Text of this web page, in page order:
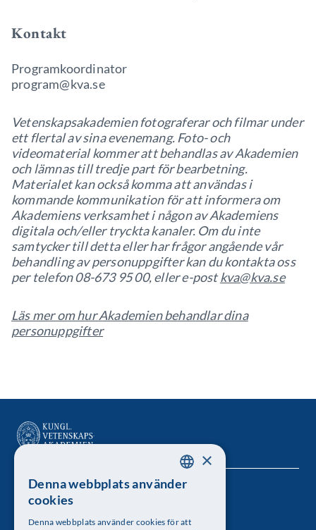
Kontakt
Programkoordinator
program@kva.se
Vetenskapsakademien fotograferar och filmar under
ett flertal av sina evenemang. Foto- och
videomaterial kommer att behandlas av Akademien
och lämnas till tredje part för bearbetning.
Materialet kan också komma att användas i
kommande kommunikation för att informera om
Akademiens verksamhet i någon av Akademiens
digitala och/eller tryckta kanaler. Om du inte
samtycker till detta eller har frågor angående vår
behandling av personuppgifter kan du kontakta oss
per telefon 08-673 95 00, eller e-postkva@kva.se
Läs mer om hur Akademien behandlar dina
personuppgifter
Kungl. Vetenskapsakademien
Besöksadress: Lilla Frescativägen 4A
SWEDISH
×
Denna webbplats använder
cookies
Denna webbplats använder cookies för att